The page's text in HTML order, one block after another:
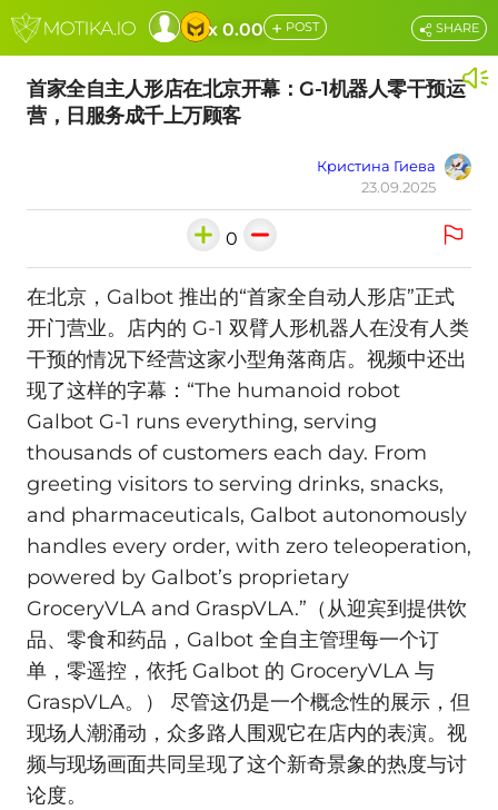
x 0.00 + POST
首家全自主人形店在北京开幕：G-1机器人零干预运
营，日服务成千上万顾客
Кристина Гиева
23.09.2025
SHARE
0
在北京，Galbot 推出的“首家全自动人形店”正式
开门营业。店内的 G-1 双臂人形机器人在没有人类
干预的情况下经营这家小型角落商店。视频中还出
现了这样的字幕：“The humanoid robot
Galbot G-1 runs everything, serving
thousands of customers each day. From
greeting visitors to serving drinks, snacks,
and pharmaceuticals, Galbot autonomously
handles every order, with zero teleoperation,
powered by Galbot’s proprietary
GroceryVLA and GraspVLA.”（从迎宾到提供饮
品、零食和药品，Galbot 全自主管理每一个订
单，零遥控，依托 Galbot 的 GroceryVLA 与
GraspVLA。） 尽管这仍是一个概念性的展示，但
现场人潮涌动，众多路人围观它在店内的表演。视
频与现场画面共同呈现了这个新奇景象的热度与讨
论度。